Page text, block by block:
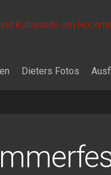
Kulturseite am
Dieters Fotos